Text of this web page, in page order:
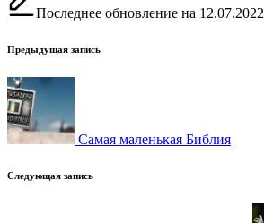
Последнее обновление на 12.07.2022
Навигация
записи
Предыдущая запись
Самая маленькая Библия
Следующая запись